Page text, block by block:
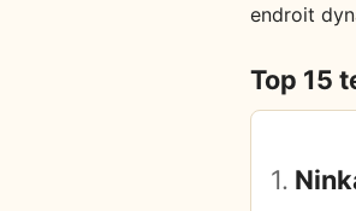
endroit
Top 15
1.